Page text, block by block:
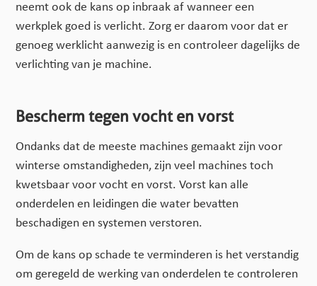
neemt ook de kans op inbraak af wanneer een
werkplek goed is verlicht. Zorg er daarom voor dat er
genoeg werklicht aanwezig is en controleer dagelijks de
verlichting van je machine.
Bescherm tegen vocht en vorst
Ondanks dat de meeste machines gemaakt zijn voor
winterse omstandigheden, zijn veel machines toch
kwetsbaar voor vocht en vorst. Vorst kan alle
onderdelen en leidingen die water bevatten
beschadigen en systemen verstoren.
Om de kans op schade te verminderen is het verstandig
om geregeld de werking van onderdelen te controleren